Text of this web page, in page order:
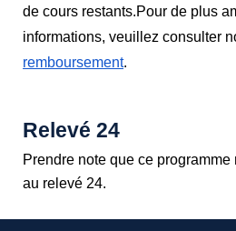
de cours restants.Pour de plus
informations, veuillez consulter
remboursement.
Relevé 24
Prendre note que ce
au relevé 24.